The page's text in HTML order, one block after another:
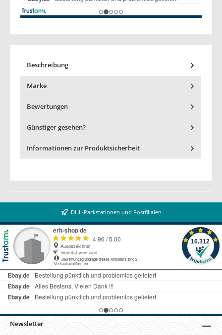
Beschreibung
Marke
Bewertungen
Günstiger gesehen?
Informationen zur Produktsicherheit
DHL-Packstationen und Postfilialen
Newsletter